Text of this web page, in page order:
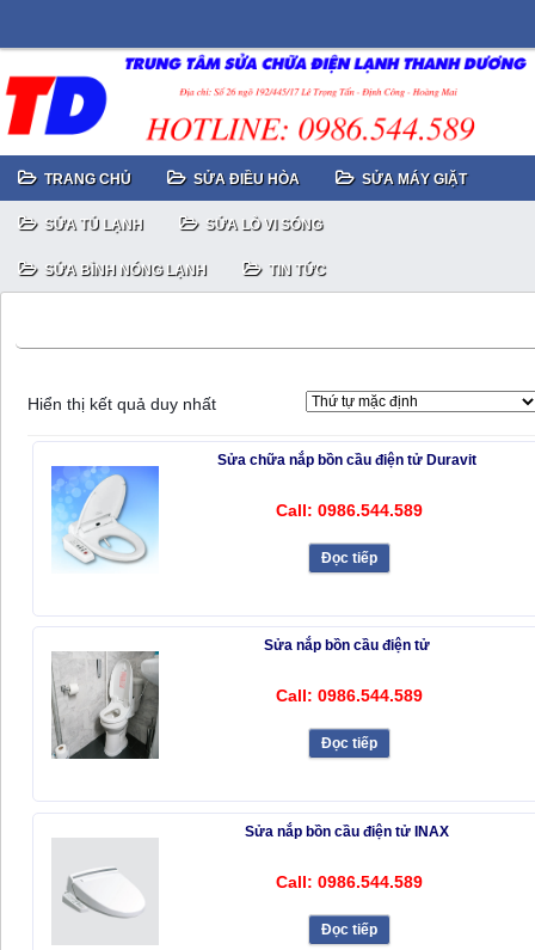
TRANG CHỦ SỬA ĐIỀU HÒA SỬA MÁY GIẶT
SỬA TỦ LẠNH SỬA LÒ VI SÓNG
SỬA BÌNH NÓNG LẠNH TIN TỨC
Hiển thị kết quả duy nhất
Sửa chữa nắp bồn cầu điện tử Duravit
Call: 0986.544.589
Đọc tiếp
Sửa nắp bồn cầu điện tử
Call: 0986.544.589
Đọc tiếp
Sửa nắp bồn cầu điện tử INAX
Call: 0986.544.589
Đọc tiếp